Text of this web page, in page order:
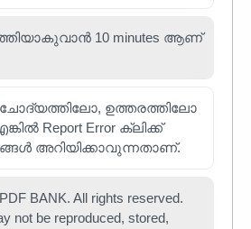
10 minutes ആണ്
ചോദ്യത്തിലോ, ഉത്തരത്തിലോ
Report Error ക്ലിക്ക്
അറിയിക്കാവുന്നതാണ്.
BANK. All rights reserved.
not be reproduced, stored,